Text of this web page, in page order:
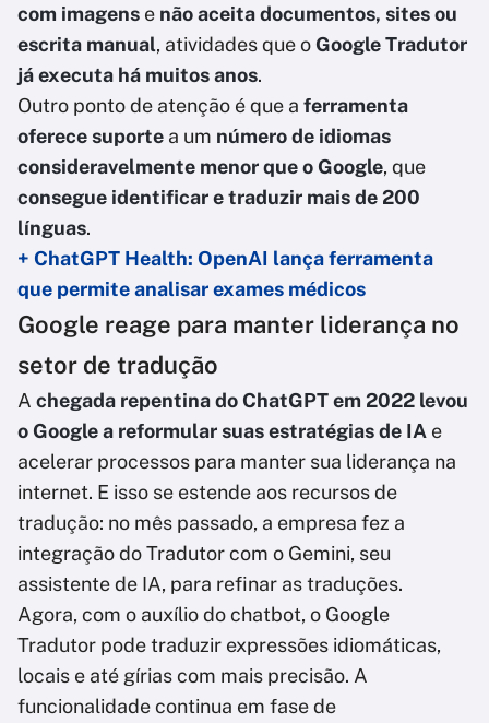
com imagens e não aceita documentos, sites ou
escrita manual, atividades que oGoogle Tradutor
já executa há muitos anos.
Outro ponto de atenção é que a ferramenta
oferece suporte a um número de idiomas
consideravelmente menorque o Google, que
consegue identificar e traduzir mais de 200
línguas.
+ ChatGPT Health: OpenAI lança ferramenta
que permite analisar exames médicos
Google reage para manter liderança no
setor de tradução
A chegada repentina do ChatGPT em 2022 levou
o Google a reformular suas estratégias de IA e
acelerar processos para manter sua liderança na
internet. E isso se estende aos recursos de
tradução: no mês passado, a empresa fez a
integração do Tradutor com o Gemini, seu
assistente de IA, para refinar as traduções.
Agora, com o auxílio do chatbot, o Google
Tradutor pode traduzir expressões idiomáticas,
locais e até gírias com mais precisão. A
funcionalidade continua em fase de